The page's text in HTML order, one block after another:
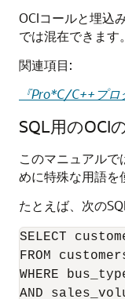
OCIコールと埋込
では混在できます。
関連項目:
『Pro*C/C++プ
SQL用のOCI
このマニュアルで
めに特殊な用語を
たとえば、次の
SELECT
FROM
WHERE